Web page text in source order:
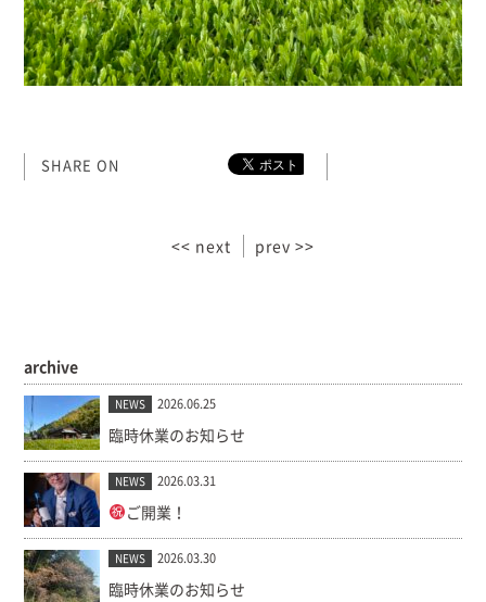
SHARE ON
<< next prev >>
archive
NEWS 2026.06.25
臨時休業のお知らせ
NEWS 2026.03.31
ご開業！
NEWS 2026.03.30
臨時休業のお知らせ